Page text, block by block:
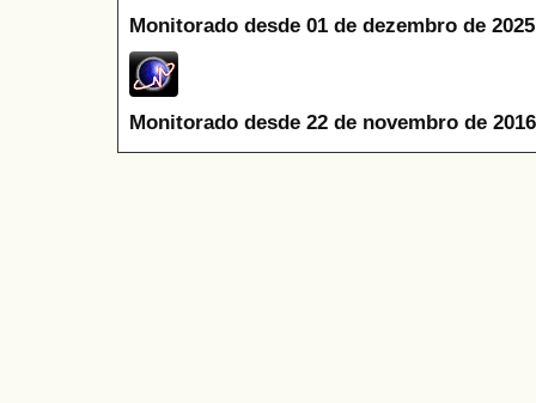
Monitorado desde 01 de dezembro de
Monitorado desde 22 de novembro de